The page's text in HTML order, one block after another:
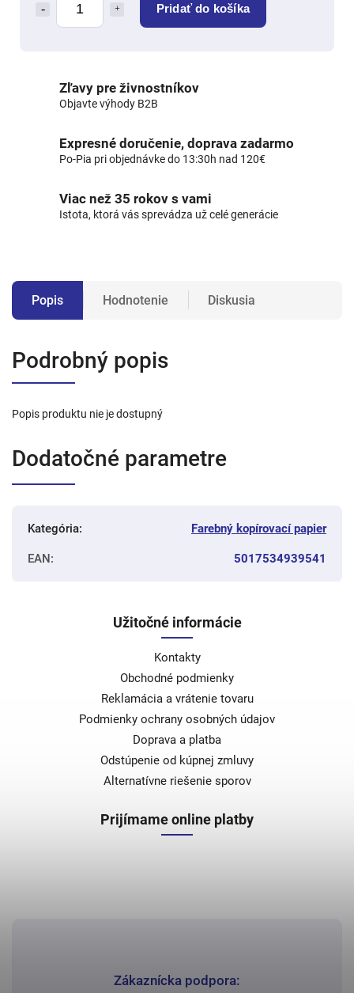
Pridať do košíka
Zľavy pre živnostníkov
Objavte výhody B2B
Expresné doručenie, doprava zadarmo
Po-Pia pri objednávke do 13:30h nad 120€
Viac než 35 rokov s vami
Istota, ktorá vás sprevádza už celé generácie
Popis Hodnotenie Diskusia
Podrobný popis
Popis produktu nie je dostupný
Dodatočné parametre
Kategória: Farebný kopírovací papier
EAN: 5017534939541
Zákaznícka podpora:
Užitočné informácie
Kontakty
Obchodné podmienky
Reklamácia a vrátenie tovaru
Podmienky ochrany osobných údajov
Doprava a platba
Odstúpenie od kúpnej zmluvy
Alternatívne riešenie sporov
Prijímame online platby